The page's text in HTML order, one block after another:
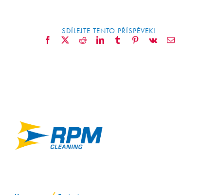
SDÍLEJTE TENTO PŘÍSPĚVEK!
Facebook
X RedditLinkedIn TumblrPinterestVk Email